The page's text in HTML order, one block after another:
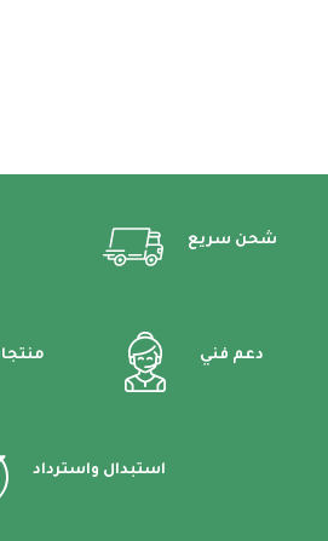
شحن سريع
دعم فني
استبدال واسترداد